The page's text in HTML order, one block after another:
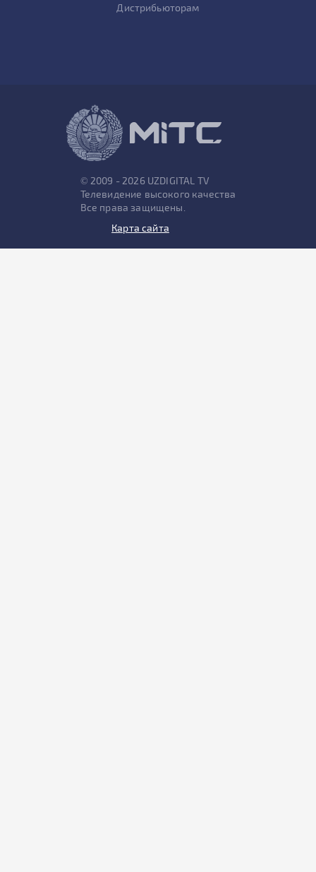
Дистрибьюторам
© 2009 - 2026 UZDIGITAL TV
Телевидение высокого качества
Все права защищены.
Карта сайта